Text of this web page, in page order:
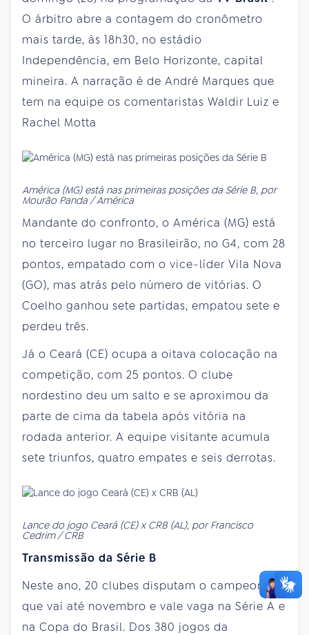
O árbitro abre a contagem do cronômetro
mais tarde, às 18h30, no estádio
Independência, em Belo Horizonte, capital
mineira. A narração é de André Marques que
tem na equipe os comentaristas Waldir Luiz e
Rachel Motta
América (MG) está nas primeiras posições da Série B, por
Mourão Panda / América
Mandante do confronto, o América (MG) está
no terceiro lugar no Brasileirão, no G4, com 28
pontos, empatado com o vice-líder Vila Nova
(GO), mas atrás pelo número de vitórias. O
Coelho ganhou sete partidas, empatou sete e
perdeu três.
Já o Ceará (CE) ocupa a oitava colocação na
competição, com 25 pontos. O clube
nordestino deu um salto e se aproximou da
parte de cima da tabela após vitória na
rodada anterior. A equipe visitante acumula
sete triunfos, quatro empates e seis derrotas.
Lance do jogo Ceará (CE) x CRB (AL), por Francisco
Cedrim / CRB
Transmissão da Série B
Neste ano, 20 clubes disputam o campeonato
que vai até novembro e vale vaga na Série A e
na Copa do Brasil. Dos 380 jogos da